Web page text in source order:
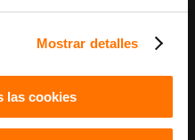
Mostrar detalles
las cookies
de modelos,